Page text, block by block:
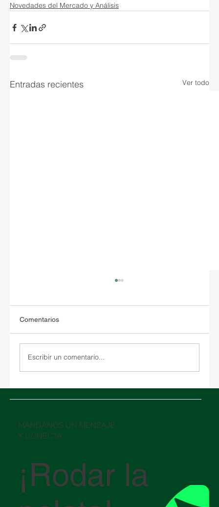
Novedades del Mercado y Análisis
Entradas recientes Ver todo
Comentarios
Escribir un comentario...
​MÁNDANOS UN MENSAJE
Y CONECTA
¡Rodar la